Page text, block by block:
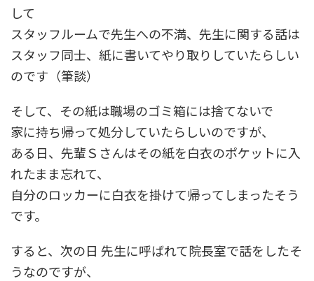
して
スタッフルームで先生への不満、先生に関する話は
スタッフ同士、紙に書いてやり取りしていたらしい
のです（筆談）
そして、その紙は職場のゴミ箱には捨てないで
家に持ち帰って処分していたらしいのですが、
ある日、先輩Ｓさんはその紙を白衣のポケットに入
れたまま忘れて、
自分のロッカーに白衣を掛けて帰ってしまったそう
です。
すると、次の日 先生に呼ばれて院長室で話をしたそ
うなのですが、